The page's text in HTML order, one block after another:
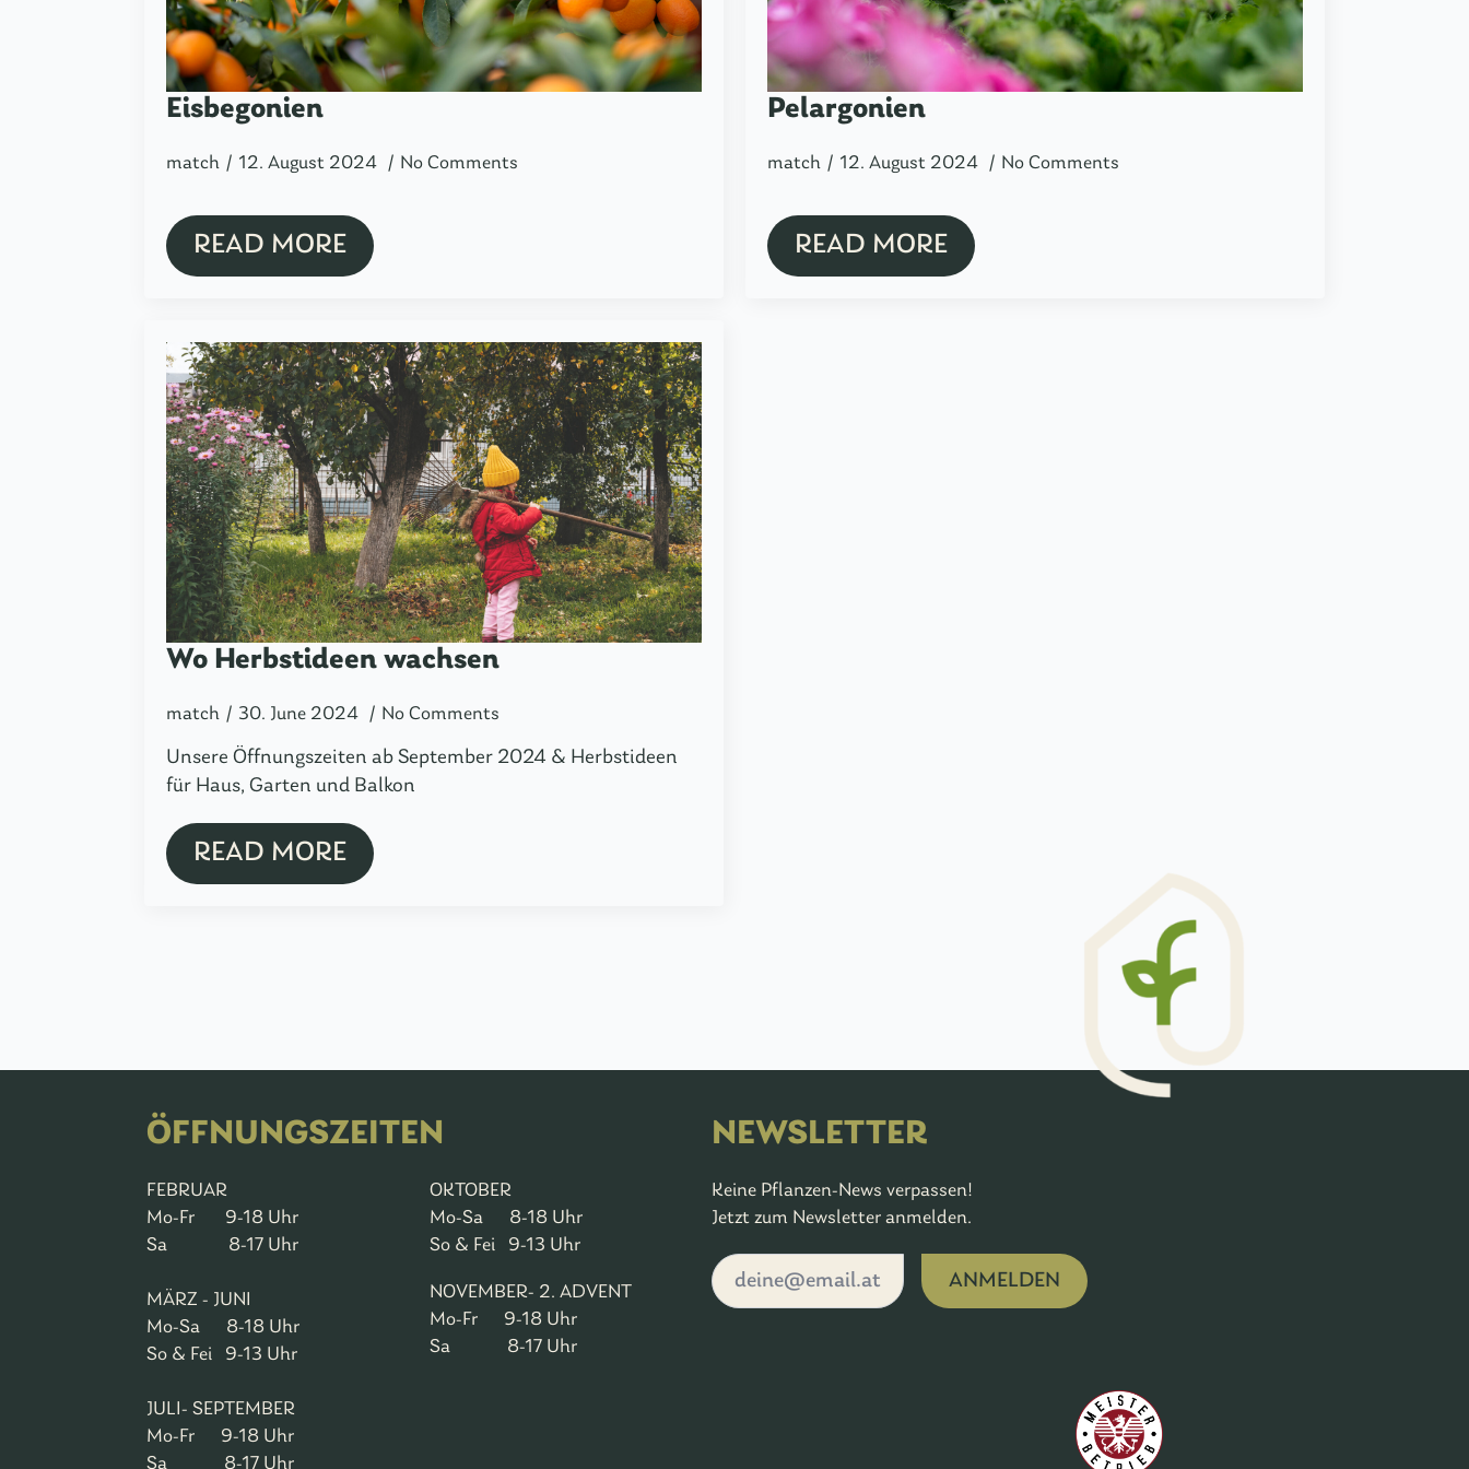
Eisbegonien
match 12. August 2024 No Comments
READ MORE
Pelargonien
match 12. August 2024 No Comments
READ MORE
Wo Herbstideen wachsen
match 30. June 2024 No Comments
Unsere Öffnungszeiten ab September 2024 & Herbstideen
für Haus, Garten und Balkon
READ MORE
ÖFFNUNGSZEITEN
FEBRUAR
Mo-Fr 9-18 Uhr
Sa 8-17 Uhr
MÄRZ - JUNI
Mo-Sa 8-18 Uhr
So & Fei 9-13 Uhr
JULI- SEPTEMBER
Mo-Fr 9-18 Uhr
Sa 8-17 Uhr
OKTOBER
Mo-Sa 8-18 Uhr
So & Fei 9-13 Uhr
NOVEMBER- 2. ADVENT
Mo-Fr 9-18 Uhr
Sa 8-17 Uhr
NEWSLETTER
Keine Pflanzen-News verpassen!
Jetzt zum Newsletter anmelden.
ANMELDEN